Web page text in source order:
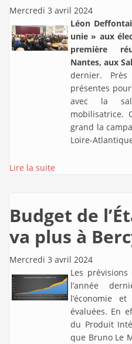
Mercredi 3 avril 2024
Léon
unie » aux
première
Nantes, aux
dernier.
présentes
avec la
mobilisatrice.
grand la
Loire-
Lire la suite
Budget de
va plus à
Mercredi 3 avril 2024
Les
l’année
l’économie
évaluées. En
du Produit
que Bruno Le